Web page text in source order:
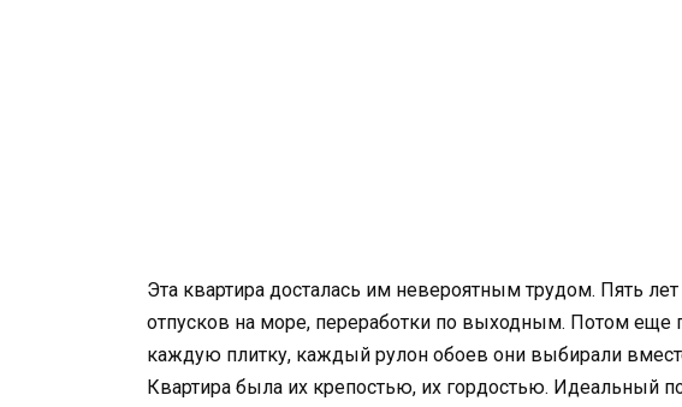
Эта квартира досталась им невероятным трудом. Пять
отпусков на море, переработки по выходным. Потом еще
каждую плитку, каждый рулон обоев они выбирали
Квартира была их крепостью, их гордостью. Идеальный